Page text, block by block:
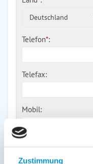
Zustimmung
Deutschland
Telefon*:
Telefax:
Mobil:
E-Mail: